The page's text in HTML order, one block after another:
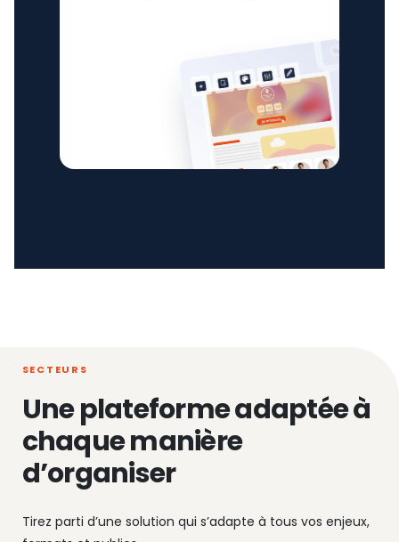
SECTEURS
Une plateforme adaptée à
chaque manière
d’organiser
Tirez parti d’une solution qui s’adapte à tous vos enjeux,